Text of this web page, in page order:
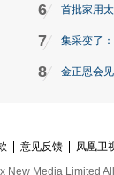
6 首批家用
7 集采变了
8 金正恩会
意见反馈 凤凰卫
New Media Limited